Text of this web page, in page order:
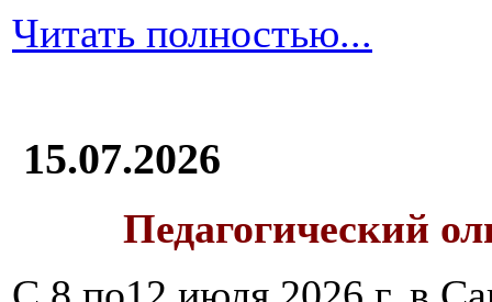
Читать полностью...
15.07.2026
Педагогический